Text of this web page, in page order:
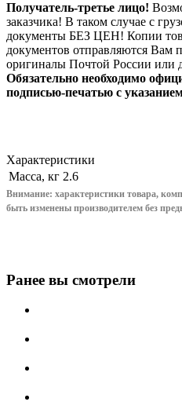
Получатель-третье лицо!
заказчика! В таком случае с
документы БЕЗ ЦЕН! Копии
документов отправляются Вам
оригиналы Почтой России или
Обязательно необходимо
подписью-печатью с
Характеристики
Масса, кг 2.6
Внимание: характеристики товара,
быть изменены производителем без
Ранее вы смотрели